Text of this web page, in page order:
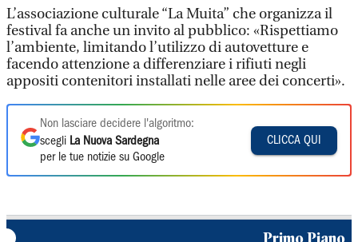
L’associazione culturale “La Muita” che organizza il
festival fa anche un invito al pubblico: «Rispettiamo
l’ambiente, limitando l’utilizzo di autovetture e
facendo attenzione a differenziare i rifiuti negli
appositi contenitori installati nelle aree dei concerti».
Non lasciare decidere l'algoritmo:
scegli La Nuova Sardegna
per le tue notizie su Google
CLICCA QUI
Primo Piano